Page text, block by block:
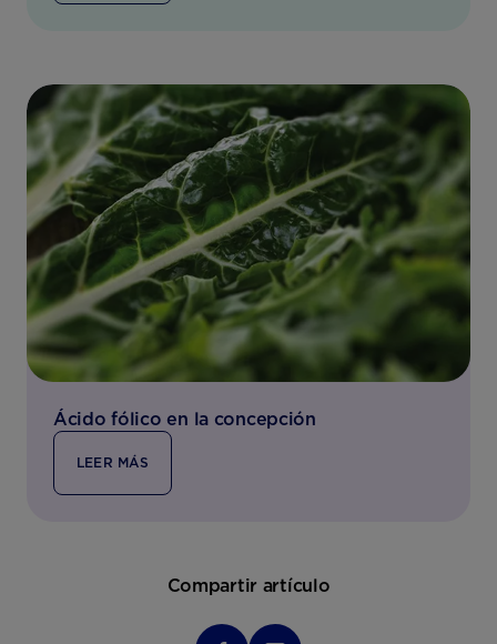
Ácido fólico en la concepción
LEER MÁS
Compartir artículo